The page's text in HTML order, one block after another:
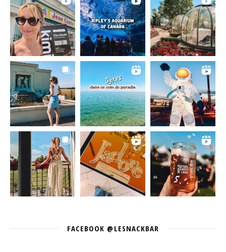
FACEBOOK @LESNACKBAR